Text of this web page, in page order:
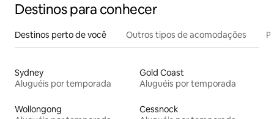
Destinos para conhecer
Destinos perto de você Outros tipos de acomodações
Sydney
Aluguéis por temporada
Gold Coast
Aluguéis por temporada
Wollongong
Cessnock